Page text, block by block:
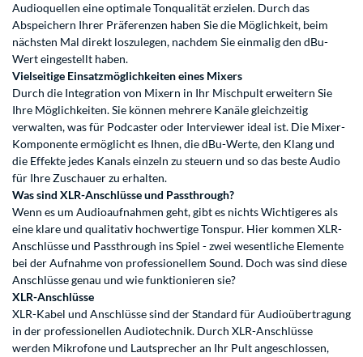
Audioquellen eine optimale Tonqualität erzielen. Durch das
Abspeichern Ihrer Präferenzen haben Sie die Möglichkeit, beim
nächsten Mal direkt loszulegen, nachdem Sie einmalig den dBu-
Wert eingestellt haben.
Vielseitige Einsatzmöglichkeiten eines Mixers
Durch die Integration von Mixern in Ihr Mischpult erweitern Sie
Ihre Möglichkeiten. Sie können mehrere Kanäle gleichzeitig
verwalten, was für Podcaster oder Interviewer ideal ist. Die Mixer-
Komponente ermöglicht es Ihnen, die dBu-Werte, den Klang und
die Effekte jedes Kanals einzeln zu steuern und so das beste Audio
für Ihre Zuschauer zu erhalten.
Was sind XLR-Anschlüsse und Passthrough?
Wenn es um Audioaufnahmen geht, gibt es nichts Wichtigeres als
eine klare und qualitativ hochwertige Tonspur. Hier kommen XLR-
Anschlüsse und Passthrough ins Spiel - zwei wesentliche Elemente
bei der Aufnahme von professionellem Sound. Doch was sind diese
Anschlüsse genau und wie funktionieren sie?
XLR-Anschlüsse
XLR-Kabel und Anschlüsse sind der Standard für Audioübertragung
in der professionellen Audiotechnik. Durch XLR-Anschlüsse
werden Mikrofone und Lautsprecher an Ihr Pult angeschlossen,